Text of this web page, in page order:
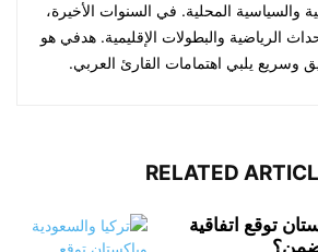
والسياسية المحلية. في السنوات الأخيرة،
الرياضية والبطولات الإقليمية. هدفي هو
وسريع يلبي اهتمامات القارئ العربي.
RELATED
توقع اتفاقية